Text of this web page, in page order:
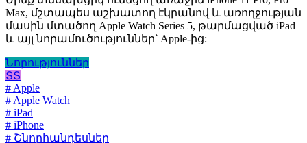
Max, մշտապես աշխատող էկրանով և առողջության
մասին մտածող Apple Watch Series 5, թարմացված iPad
և այլ նորամուծություններ՝ Apple-ից:
Նորություններ
ՏՏ
# Apple
# Apple Watch
# iPad
# iPhone
# Շնորհանդեսներ